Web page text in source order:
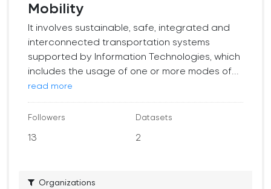
Mobility
It involves sustainable, safe, integrated and
interconnected transportation systems
supported by Information Technologies, which
includes the usage of one or more modes of...
read more
Followers
13
Datasets
2
Organizations